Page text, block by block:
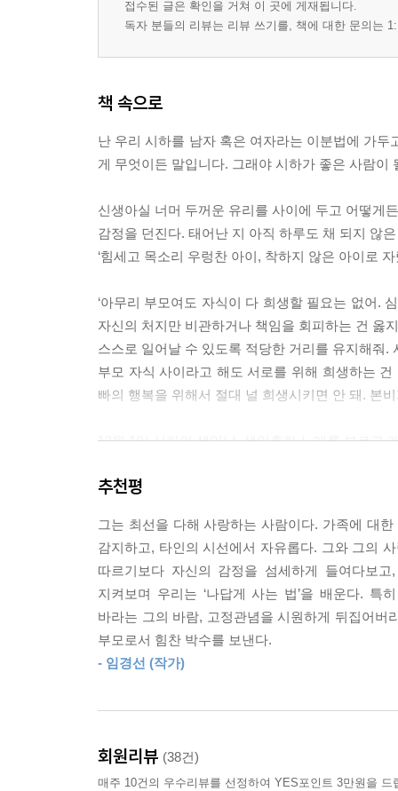
접수된 글은 확인을 거쳐 이 곳에 게재됩니다.
독자 분들의 리뷰는 리뷰 쓰기를, 책에 대한 문의는
책 속으로
난 우리 시하를 남자 혹은 여자라는 이분법에 가
게 무엇이든 말입니다. 그래야 시하가 좋은 사람
신생아실 너머 두꺼운 유리를 사이에 두고 어떻게
감정을 던진다. 태어난 지 아직 하루도 채 되지 않
‘힘세고 목소리 우렁찬 아이, 착하지 않은 아이로
‘아무리 부모여도 자식이 다 희생할 필요는 없어.
자신의 처지만 비관하거나 책임을 회피하는 건 옳
스스로 일어날 수 있도록 적당한 거리를 유지해줘.
부모 자식 사이라고 해도 서로를 위해 희생하는
빠의 행복을 위해서 절대 널 희생시키면 안 돼. 본
12월 1일 시하의 생일날, 생일축하 노래를 부르고
5월 21일」중에서
그것은 나에게 차가운 다그침일 뿐이었다. 6년의
을 들어야 하는지 도무지 갈피가 잡히지 않았다.
관계를 외면하고 싶을 뿐이었다.
내가 생각한 가장 좋은 방법은 아빠가 말을 길게
고개를 숙이고 가만히 있으면 되었다. 아빠는 그
갔어…….’ 하고. ---「가족의 탄생」중에서
제 이야기를 들어주셔서 다시 한 번 감사합니다.
추천평
그는 최선을 다해 사랑하는 사람이다. 가족에 대
감지하고, 타인의 시선에서 자유롭다. 그와 그의
따르기보다 자신의 감정을 섬세하게 들여다보
지켜보며 우리는 ‘나답게 사는 법’을 배운다.
바라는 그의 바람, 고정관념을 시원하게 뒤집어버
부모로서 힘찬 박수를 보낸다.
- 임경선 (작가)
회원리뷰 (38건)
매주 10건의 우수리뷰를 선정하여 YES포인트 3만원을 드